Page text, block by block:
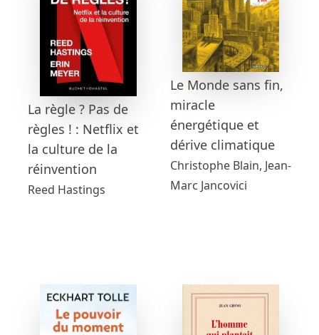
La règle ? Pas de
règles ! : Netflix et
la culture de la
réinvention
Reed Hastings
Le Monde sans fin,
miracle
énergétique et
dérive climatique
Christophe Blain, Jean-
Marc Jancovici